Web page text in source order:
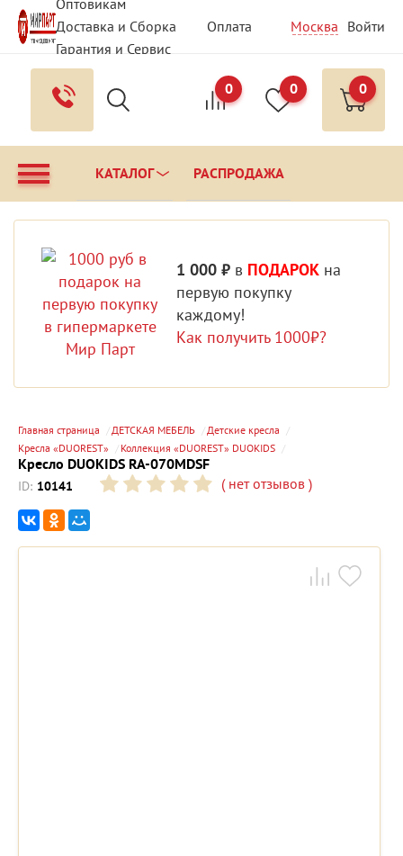
Оптовикам
Доставка и Сборка
Оплата
Гарантия и Сервис
Вопрос - Ответ
Контакты
Москва Войти
0 0 0
КАТАЛОГ РАСПРОДАЖА
1 000 ₽ в ПОДАРОК на
первую покупку
каждому!
Как получить 1000₽?
Главная страница ДЕТСКАЯ МЕБЕЛЬ
Детские кресла
Кресла «DUOREST»
Коллекция «DUOREST» DUOKIDS
Кресло DUOKIDS RA-070MDSF
ID: 10141 (нет отзывов )